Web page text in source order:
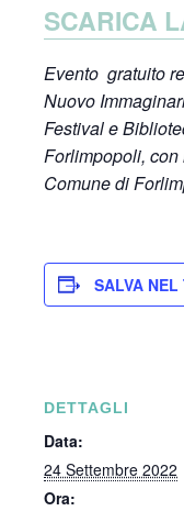
SCARICA
Evento gratuito
Nuovo
Festival e
Forlimpopoli,
Comune di
SALVA
DETTAGLI
Data:
24 Settembre 2022
Ora: